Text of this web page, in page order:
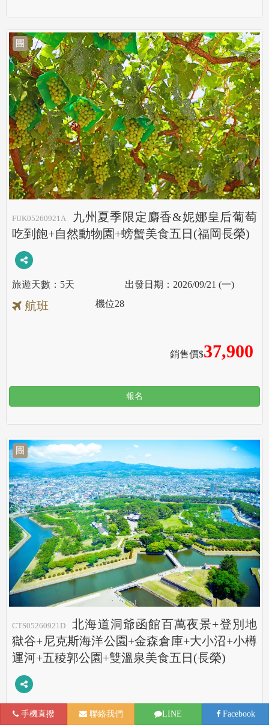
團
FUK05260921A
九州夏季限定麝香&妮娜皇后葡萄
吃到飽+自然動物園+螃蟹美食五日(福岡長榮)
5天 2026/09/21 (一)
航班
銷售價$37,900
機位28
報名
團
CTS05260921D
北海道洞爺函館百萬夜景+登別地
獄谷+尼克斯海洋公園+金森倉庫+大小沼+小樽
運河+五稜郭公園+雙溫泉美食五日(長榮)
2026/09/21 (一)
手機直撥 聯絡我們 LINE Facebook